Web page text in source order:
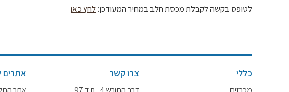
לטופס בקשה לקבלת מכסת חלב במחיר המעודכן:לחץ כאן
כללי צרו קשר אתרים